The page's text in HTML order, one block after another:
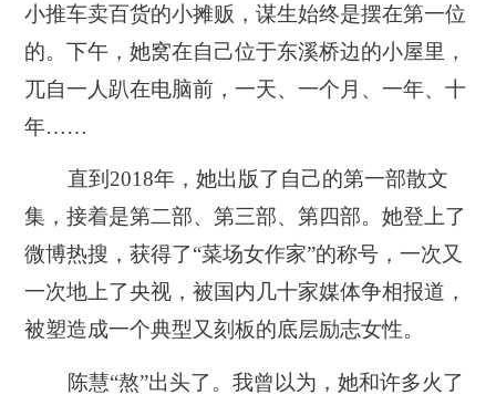
小推车卖百货的小摊贩，谋生始终是摆在第一位
的。下午，她窝在自己位于东溪桥边的小屋里，
兀自一人趴在电脑前，一天、一个月、一年、十
年……
直到2018年，她出版了自己的第一部散文
集，接着是第二部、第三部、第四部。她登上了
微博热搜，获得了“菜场女作家”的称号，一次又
一次地上了央视，被国内几十家媒体争相报道，
被塑造成一个典型又刻板的底层励志女性。
陈慧“熬”出头了。我曾以为，她和许多火了